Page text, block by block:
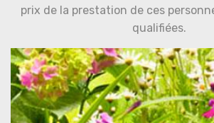
prix de la prestation de ces
qualifiées.